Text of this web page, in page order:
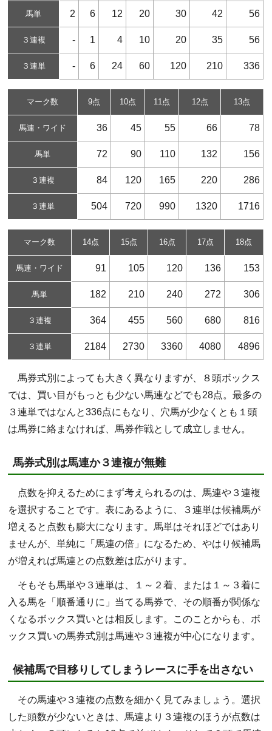
馬単 2 6 12 20 30 42 56
３連複 - 1 4 10 20 35 56
３連単 - 6 24 60 120 210 336
マーク数 9点 10点 11点 12点 13点
馬連・ワイド 36 45 55 66 78
馬単 72 90 110 132 156
３連複 84 120 165 220 286
３連単 504 720 990 1320 1716
マーク数 14点 15点 16点 17点 18点
馬連・ワイド 91 105 120 136 153
馬単 182 210 240 272 306
３連複 364 455 560 680 816
３連単 2184 2730 3360 4080 4896
馬券式別によっても大きく異なりますが、８頭ボックス
では、買い目がもっとも少ない馬連などでも28点。最多の
３連単ではなんと336点にもなり、穴馬が少なくとも１頭
は馬券に絡まなければ、馬券作戦として成立しません。
馬券式別は馬連か３連複が無難
点数を抑えるためにまず考えられるのは、馬連や３連複
を選択することです。表にあるように、３連単は候補馬が
増えると点数も膨大になります。馬単はそれほどではあり
ませんが、単純に「馬連の倍」になるため、やはり候補馬
が増えれば馬連との点数差は広がります。
そもそも馬単や３連単は、１～２着、または１～３着に
入る馬を「順番通りに」当てる馬券で、その順番が関係な
くなるボックス買いとは相反します。このことからも、ボ
ックス買いの馬券式別は馬連や３連複が中心になります。
候補馬で目移りしてしまうレースに手を出さない
その馬連や３連複の点数を細かく見てみましょう。選択
した頭数が少ないときは、馬連より３連複のほうが点数は